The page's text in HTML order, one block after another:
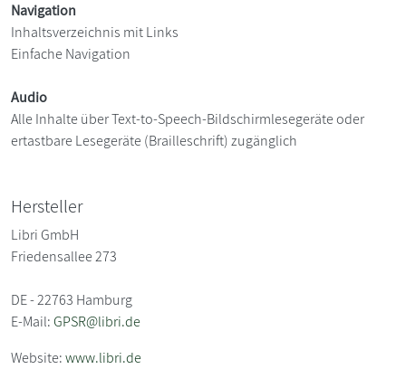
Navigation
Inhaltsverzeichnis mit Links
Einfache Navigation
Audio
Alle Inhalte über Text-to-Speech-Bildschirmlesegeräte oder
ertastbare Lesegeräte (Brailleschrift) zugänglich
Hersteller
Libri GmbH
Friedensallee 273
DE - 22763 Hamburg
E-Mail:GPSR@libri.de
Website:www.libri.de